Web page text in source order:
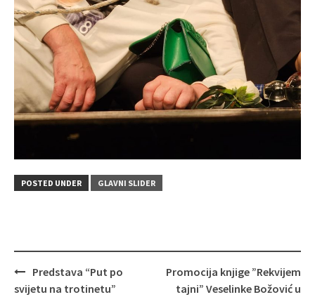
POSTED UNDER GLAVNI SLIDER
Post
navigation
Predstava “Put po
svijetu na trotinetu”
Promocija knjige ”Rekvijem
tajni” Veselinke Božović u